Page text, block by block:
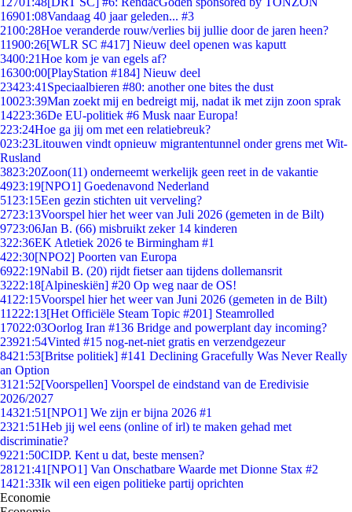
16901:08Vandaag 40 jaar geleden... #3
2100:28Hoe veranderde rouw/verlies bij jullie door de jaren heen?
11900:26[WLR SC #417] Nieuw deel openen was kaputt
3400:21Hoe kom je van egels af?
16300:00[PlayStation #184] Nieuw deel
23423:41 Speciaalbieren #80: another one bites the dust
10023:39Man zoekt mij en bedreigt mij, nadat ik met zijn zoon sprak
14223:36De EU-politiek #6 Musk naar Europa!
223:24Hoe ga jij om met een relatiebreuk?
023:23Litouwen vindt opnieuw migrantentunnel onder grens met Wit-
Rusland
3823:20Zoon(11) onderneemt werkelijk geen reet in de vakantie
4923:19[NPO1] Goedenavond Nederland
51 23:15Een gezin stichten uit verveling?
2723:13Voorspel hier het weer van Juli 2026 (gemeten in de Bilt)
9723:06Jan B. (66) misbruikt zeker 14 kinderen
322:36EK Atletiek 2026 te Birmingham #1
422:30[NPO2] Poorten van Europa
6922:19Nabil B. (20) rijdt fietser aan tijdens dollemansrit
3222:18[Alpineskiën] #20 Op weg naar de OS!
41 22:15Voorspel hier het weer van Juni 2026 (gemeten in de Bilt)
11222:13[Het Officiële Steam Topic #201] Steamrolled
17022:03Oorlog Iran #136 Bridge and powerplant day incoming?
23921:54Vinted #15 nog-net-niet gratis en verzendgezeur
8421:53[Britse politiek] #141 Declining Gracefully Was Never Really
an Option
31 21:52[Voorspellen] Voorspel de eindstand van de Eredivisie
2026/2027
14321:51 [NPO1] We zijn er bijna 2026 #1
2321:51Heb jij wel eens (online of irl) te maken gehad met
discriminatie?
9221:50CIDP. Kent u dat, beste mensen?
281 21:41 [NPO1] Van Onschatbare Waarde met Dionne Stax #2
1421:33Ik wil een eigen politieke partij oprichten
Economie